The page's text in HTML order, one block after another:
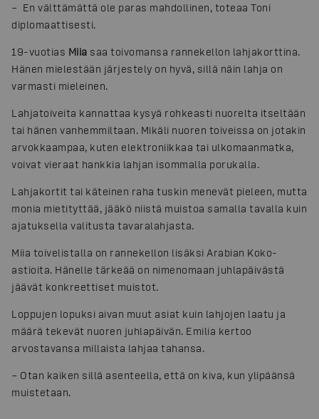
– En välttämättä ole paras mahdollinen, toteaa Toni
diplomaattisesti.
19-vuotias Miia saa toivomansa rannekellon lahjakorttina.
Hänen mielestään järjestely on hyvä, sillä näin lahja on
varmasti mieleinen.
Lahjatoiveita kannattaa kysyä rohkeasti nuorelta itseltään
tai hänen vanhemmiltaan. Mikäli nuoren toiveissa on jotakin
arvokkaampaa, kuten elektroniikkaa tai ulkomaanmatka,
voivat vieraat hankkia lahjan isommalla porukalla.
Lahjakortit tai käteinen raha tuskin menevät pieleen, mutta
monia mietityttää, jääkö niistä muistoa samalla tavalla kuin
ajatuksella valitusta tavaralahjasta.
Miia toivelistalla on rannekellon lisäksi Arabian Koko-
astioita. Hänelle tärkeää on nimenomaan juhlapäivästä
jäävät konkreettiset muistot.
Loppujen lopuksi aivan muut asiat kuin lahjojen laatu ja
määrä tekevät nuoren juhlapäivän. Emilia kertoo
arvostavansa millaista lahjaa tahansa.
– Otan kaiken sillä asenteella, että on kiva, kun ylipäänsä
muistetaan.